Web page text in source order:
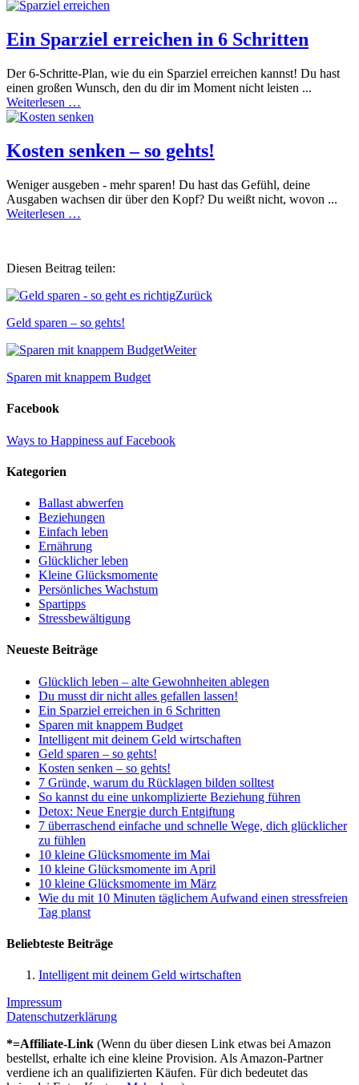
Ein Sparziel erreichen in 6 Schritten
Der 6-Schritte-Plan, wie du ein Sparziel erreichen kannst! Du hast
einen großen Wunsch, den du dir im Moment nicht leisten ...
Weiterlesen …
Kosten senken – so gehts!
Weniger ausgeben - mehr sparen! Du hast das Gefühl, deine
Ausgaben wachsen dir über den Kopf? Du weißt nicht, wovon ...
Weiterlesen …
Diesen Beitrag teilen:
Zurück
Geld sparen – so gehts!
Weiter
Sparen mit knappem Budget
Facebook
Ways to Happiness auf Facebook
Kategorien
Ballast abwerfen
Beziehungen
Einfach leben
Ernährung
Glücklicher leben
Kleine Glücksmomente
Persönliches Wachstum
Spartipps
Stressbewältigung
Neueste Beiträge
Glücklich leben – alte Gewohnheiten ablegen
Du musst dir nicht alles gefallen lassen!
Ein Sparziel erreichen in 6 Schritten
Sparen mit knappem Budget
Intelligent mit deinem Geld wirtschaften
Geld sparen – so gehts!
Kosten senken – so gehts!
7 Gründe, warum du Rücklagen bilden solltest
So kannst du eine unkomplizierte Beziehung führen
Detox: Neue Energie durch Entgiftung
7 überraschend einfache und schnelle Wege, dich glücklicher
zu fühlen
10 kleine Glücksmomente im Mai
10 kleine Glücksmomente im April
10 kleine Glücksmomente im März
Wie du mit 10 Minuten täglichem Aufwand einen stressfreien
Tag planst
Beliebteste Beiträge
Intelligent mit deinem Geld wirtschaften
Impressum
Datenschutzerklärung
*=Affiliate-Link (Wenn du über diesen Link etwas bei Amazon
bestellst, erhalte ich eine kleine Provision. Als Amazon-Partner
verdiene ich an qualifizierten Käufen. Für dich bedeutet das